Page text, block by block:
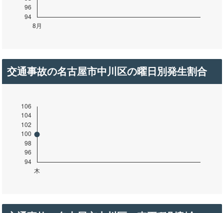
交通事故の名古屋市中川区の曜日別発生割合